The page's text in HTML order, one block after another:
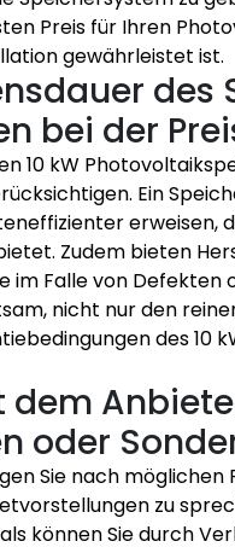
Preis für Ihren
gewährleistet ist.
des
bei der
10 kW
Ein
erweisen,
Zudem bieten
im Falle von Defekten
nicht nur den
des 10
dem
oder
Sie nach
zu
können Sie durch